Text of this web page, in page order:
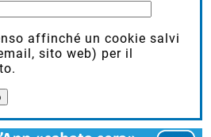
affinché un cookie salvi
sito web) per il